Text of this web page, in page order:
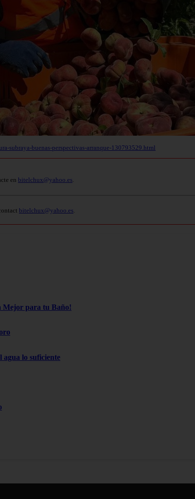
subraya-buenas-perspectivas-arranque-130793529.html
en bitelchux@yahoo.es.
bitelchux@yahoo.es.
Mejor para tu Baño!
agua lo suficiente